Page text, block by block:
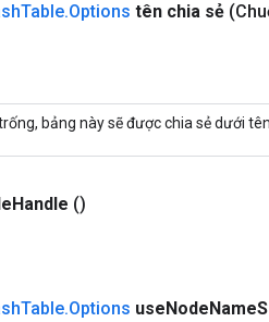
Table.Options tên chia sẻ
bảng này sẽ được chia sẻ dưới
Handle ()
Table.Options useNodeName